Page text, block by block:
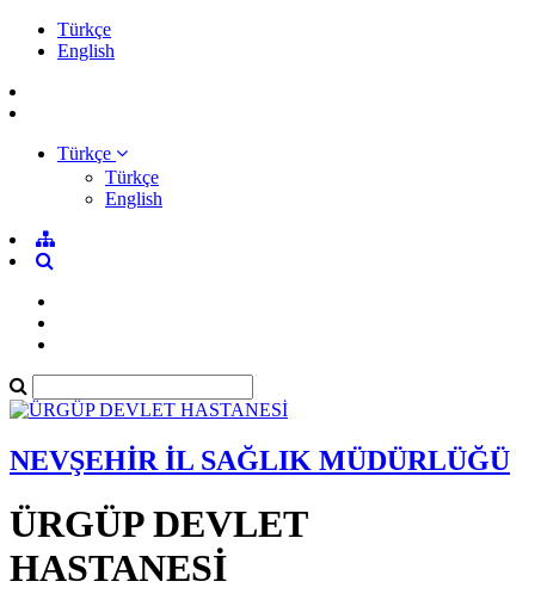
Türkçe
English
Türkçe
Türkçe
English
NEVŞEHİR İL SAĞLIK MÜDÜRLÜĞÜ
ÜRGÜP DEVLET
HASTANESİ